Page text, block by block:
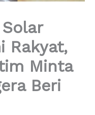
Rakyat,
Minta
Beri